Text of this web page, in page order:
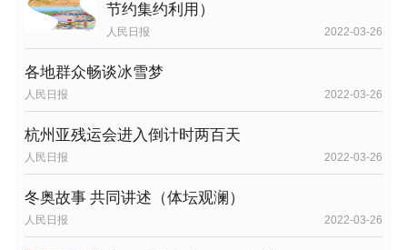
节约集约利用）
人民日报 2022-03-26
各地群众畅谈冰雪梦
人民日报 2022-03-26
杭州亚残运会进入倒计时两百天
人民日报 2022-03-26
冬奥故事 共同讲述（体坛观澜）
人民日报 2022-03-26